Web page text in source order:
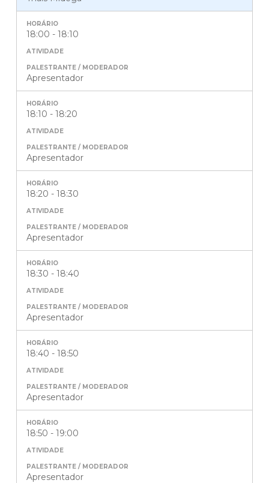
18:00 - 18:10
Apresentador
18:10 - 18:20
Apresentador
18:20 - 18:30
Apresentador
18:30 - 18:40
Apresentador
18:40 - 18:50
Apresentador
18:50 - 19:00
Apresentador